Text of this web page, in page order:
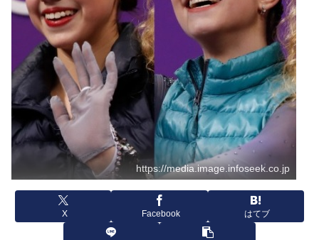
https://media.image.infoseek.co.jp
X Facebook はてブ